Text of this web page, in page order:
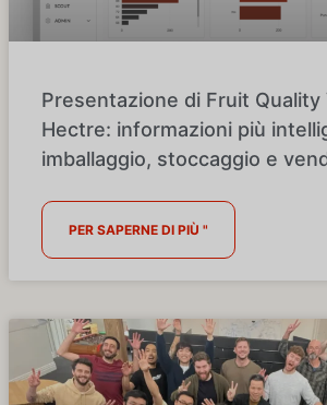
Presentazione di Fruit Quality
Hectre: informazioni più
imballaggio, stoccaggio e
PER SAPERNE DI PIÙ "